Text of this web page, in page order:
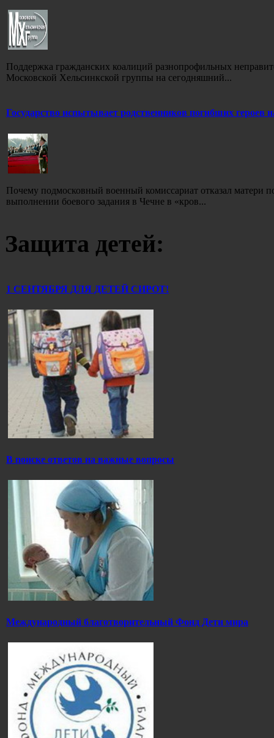
Поддержка гражданских коалиций разнопрофильных
Московской Хельсинкской группы на сегодняшний...
Государство испытывает родственников погибших героев
Почему подмосковный военный комиссариат отказал матери
выполнении боевого задания в Чечне в «кров...
Защита детей:
1 СЕНТЯБРЯ ДЛЯ ДЕТЕЙ СИРОТ!
В поиске ответов на важные вопросы
Международный благотворительный Фонд Дети мира